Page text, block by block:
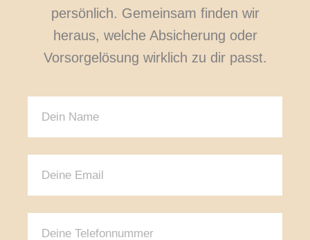
persönlich. Gemeinsam finden wir
heraus, welche Absicherung oder
Vorsorgelösung wirklich zu dir passt.